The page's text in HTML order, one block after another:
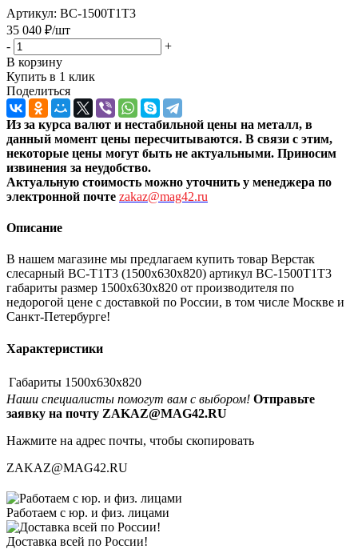
Артикул: ВС-1500Т1Т3
35 040 ₽/шт
-
+
В корзину
Купить в 1 клик
Поделиться
Из за курса валют и нестабильной цены на металл, в
данный момент цены пересчитываются. В связи с этим,
некоторые цены могут быть не актуальными. Приносим
извинения за неудобство.
Актуальную стоимость можно уточнить у менеджера по
электронной почте zakaz@mag42.ru
Описание
В нашем магазине мы предлагаем купить товар Верстак
слесарный ВС-Т1Т3 (1500x630x820) артикул ВС-1500Т1Т3
габариты размер 1500x630x820 от производителя по
недорогой цене с доставкой по России, в том числе Москве и
Санкт-Петербурге!
Характеристики
Габариты 1500x630x820
Наши специалисты помогут вам с выбором! Отправьте
заявку на почту ZAKAZ@MAG42.RU
Нажмите на адрес почты, чтобы скопировать
ZAKAZ@MAG42.RU
Работаем с юр. и физ. лицами
Доставка всей по России!